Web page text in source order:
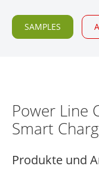
SAMPLES
Power Line
Smart
Produkte und